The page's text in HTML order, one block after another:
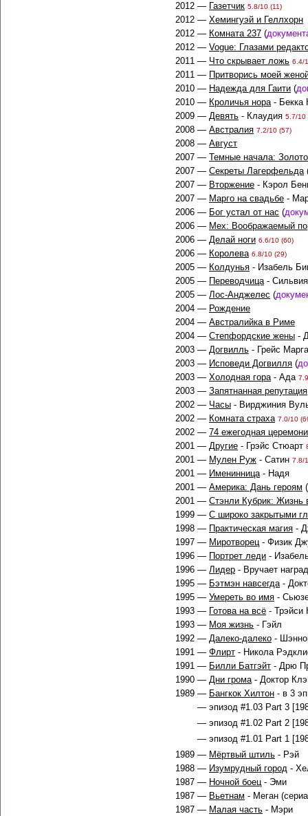
2012 — Газетчик 5.8/10 (11)
2012 — Хемингуэй и Геллхорн
2012 — Комната 237 (
2012 — Vogue: Глазами
2011 — Что скрывает ложь 6.4/
2011 — Притворись моей
2010 — Надежда для Гаити (
2010 — Кроличья нора- Бекка
2009 — Девять - Клаудия 5.7/10
2008 — Австралия 7.2/10 (57)
2008 — Август
2007 — Темные начала:
2007 — Секреты Лагерфельда
2007 — Вторжение - Кэрол
2007 — Марго на свадьбе -
2006 — Бог устал от нас (
2006 — Мех: Воображаемый
2006 — Делай ноги 6.6/10 (60)
2006 — Королева 6.8/10 (29)
2005 — Колдунья - Изабель
2005 — Переводчица-
2005 — Лос-Анджелес (
2004 — Рождение
2004 — Австралийка в Риме
2004 — Степфордские жены -
2003 — Догвилль - Грейс
2003 — Исповеди Догвилля (
2003 — Холодная гора- Ада
2003 — Запятнанная репутация
2002 — Часы - Вирджиния
2002 — Комната страха 7.0/10
2002 — 74 ежегодная
2001 — Другие - Грэйс Стюарт
2001 — Мулен Руж - Сатин 7.8/
2001 — Именинница- Надя
2001 — Америка: Дань героям (
2001 — Стэнли Кубрик: Жизнь
1999 — С широко закрытыми
1998 — Практическая магия -
1997 — Миротворец- Физик
1996 — Портрет леди -
1996 — Лидер - Вручает
1995 — Бэтмэн навсегда-
1995 — Умереть во имя -
1993 — Готова на всё - Трэйси
1993 — Моя жизнь - Гэйл
1992 — Далеко-далеко -
1991 — Флирт - Никола
1991 — Билли Батгэйт - Дрю
1990 — Дни грома- Доктор
1989 — Бангкок Хилтон - в 3
— эпизод #1.03 Part 3
— эпизод #1.02 Part 2
— эпизод #1.01 Part 1
1989 — Мёртвый штиль - Рэй
1988 — Изумрудный город -
1987 — Ночной боец- Эми
1987 — Вьетнам - Меган
1987 — Малая часть - Мэри